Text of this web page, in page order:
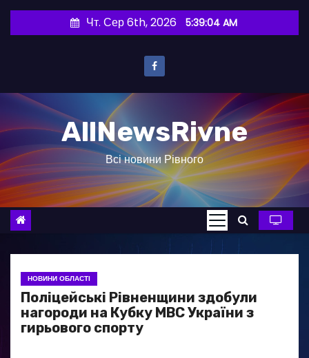
и
о
в
Чт. Сер 6th, 2026 5:39:05 AM
AllNewsRivne
Всі новини Рівного
НОВИНИ ОБЛАСТІ
Поліцейські Рівненщини здобули
нагороди на Кубку МВС України з
гирьового спорту